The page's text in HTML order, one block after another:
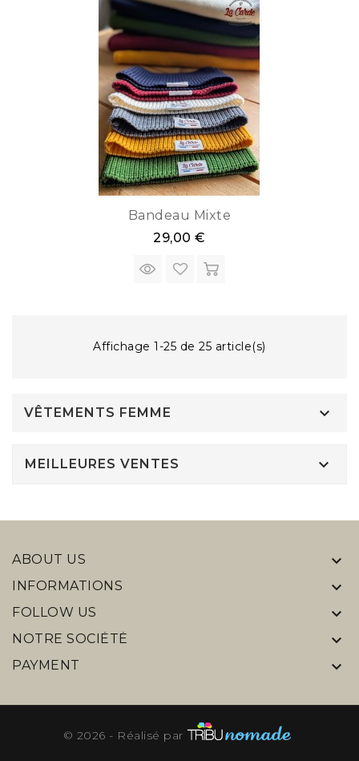
Bandeau Mixte
29,00 €
Affichage 1-25 de 25 article(s)
VÊTEMENTS FEMME 
MEILLEURES VENTES 
ABOUT US 
INFORMATIONS 
FOLLOW US 
NOTRE SOCIÉTÉ 
PAYMENT 
© 2026 - Réalisé par